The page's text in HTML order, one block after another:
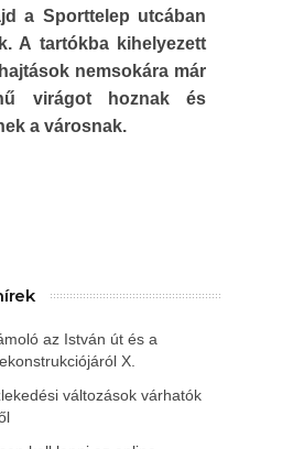
a Sporttelep utcában
A tartókba kihelyezett
nemsokára már
virágot hoznak és
a városnak.
az István út és a
X.
változások várhatók